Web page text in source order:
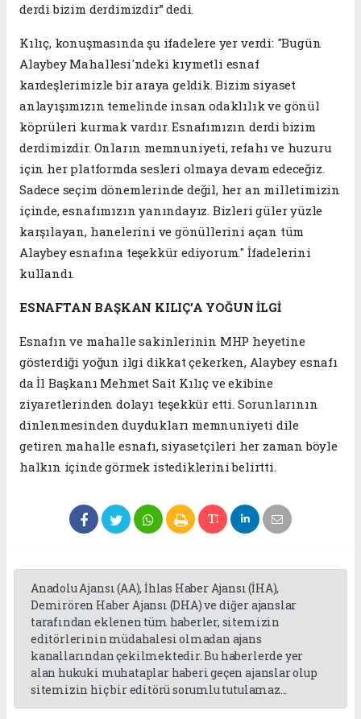
derdi bizim derdimizdir” dedi.
Kılıç, konuşmasında şu ifadelere yer verdi: "Bugün
Alaybey Mahallesi'ndeki kıymetli esnaf
kardeşlerimizle bir araya geldik. Bizim siyaset
anlayışımızın temelinde insan odaklılık ve gönül
köprüleri kurmak vardır. Esnafımızın derdi bizim
derdimizdir. Onların memnuniyeti, refahı ve huzuru
için her platformda sesleri olmaya devam edeceğiz.
Sadece seçim dönemlerinde değil, her an milletimizin
içinde, esnafımızın yanındayız. Bizleri güler yüzle
karşılayan, hanelerini ve gönüllerini açan tüm
Alaybey esnafına teşekkür ediyorum." İfadelerini
kullandı.
ESNAFTAN BAŞKAN KILIÇ’A YOĞUN İLGİ
Esnafın ve mahalle sakinlerinin MHP heyetine
gösterdiği yoğun ilgi dikkat çekerken, Alaybey esnafı
da İl Başkanı Mehmet Sait Kılıç ve ekibine
ziyaretlerinden dolayı teşekkür etti. Sorunlarının
dinlenmesinden duydukları memnuniyeti dile
getiren mahalle esnafı, siyasetçileri her zaman böyle
halkın içinde görmek istediklerini belirtti.
Anadolu Ajansı (AA), İhlas Haber Ajansı (İHA),
Demirören Haber Ajansı (DHA) ve diğer ajanslar
tarafından eklenen tüm haberler, sitemizin
editörlerinin müdahalesi olmadan ajans
kanallarından çekilmektedir. Bu haberlerde yer
alan hukuki muhataplar haberi geçen ajanslar olup
sitemizin hiç bir editörü sorumlu tutulamaz...